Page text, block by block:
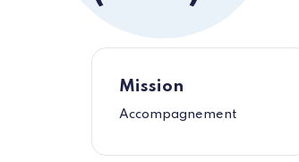
Mission
Accompagnement